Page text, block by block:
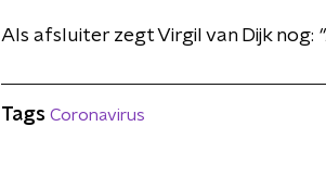
Als afsluiter zegt Virgil van Dijk nog: "
Tags Coronavirus